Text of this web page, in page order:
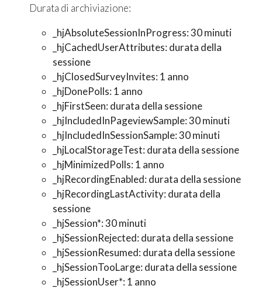
Durata di archiviazione:
_hjAbsoluteSessionInProgress: 30 minuti
_hjCachedUserAttributes: durata della
sessione
_hjClosedSurveyInvites: 1 anno
_hjDonePolls: 1 anno
_hjFirstSeen: durata della sessione
_hjIncludedInPageviewSample: 30 minuti
_hjIncludedInSessionSample: 30 minuti
_hjLocalStorageTest: durata della sessione
_hjMinimizedPolls: 1 anno
_hjRecordingEnabled: durata della sessione
_hjRecordingLastActivity: durata della
sessione
_hjSession*: 30 minuti
_hjSessionRejected: durata della sessione
_hjSessionResumed: durata della sessione
_hjSessionTooLarge: durata della sessione
_hjSessionUser*: 1 anno